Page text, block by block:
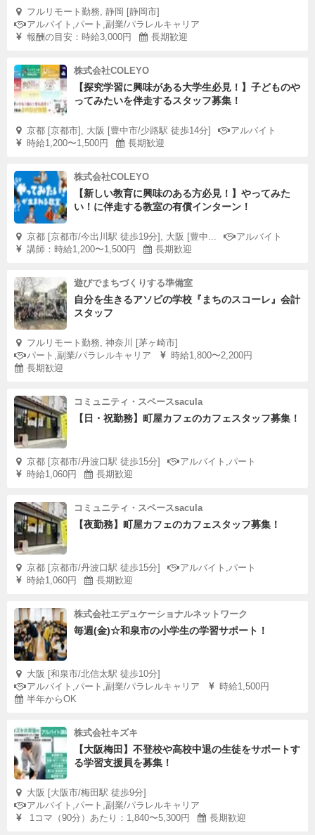
フルリモート勤務, 静岡 [静岡市]
アルバイト,パート,副業/パラレルキャリア
報酬の目安：時給3,000円
長期歓迎
株式会社COLEYO
【探究学習に興味がある大学生必見！】子どものや
ってみたいを伴走するスタッフ募集！
京都 [京都市], 大阪 [豊中市/少路駅 徒歩14分]
アルバイト
時給1,200〜1,500円
長期歓迎
株式会社COLEYO
【新しい教育に興味のある方必見！】やってみた
い！に伴走する教室の有償インターン！
京都 [京都市/今出川駅 徒歩19分], 大阪 [豊中...
アルバイト
講師：時給1,200〜1,500円
長期歓迎
遊びでまちづくりする準備室
自分を生きるアソビの学校『まちのスコーレ』会計
スタッフ
フルリモート勤務, 神奈川 [茅ヶ崎市]
パート,副業/パラレルキャリア
時給1,800〜2,200円
長期歓迎
コミュニティ・スペースsacula
【日・祝勤務】町屋カフェのカフェスタッフ募集！
京都 [京都市/丹波口駅 徒歩15分]
アルバイト,パート
時給1,060円
長期歓迎
コミュニティ・スペースsacula
【夜勤務】町屋カフェのカフェスタッフ募集！
京都 [京都市/丹波口駅 徒歩15分]
アルバイト,パート
時給1,060円
長期歓迎
株式会社エデュケーショナルネットワーク
毎週(金)☆和泉市の小学生の学習サポート！
大阪 [和泉市/北信太駅 徒歩10分]
アルバイト,パート,副業/パラレルキャリア
時給1,500円
半年からOK
株式会社キズキ
【大阪梅田】不登校や高校中退の生徒をサポートす
る学習支援員を募集！
大阪 [大阪市/梅田駅 徒歩9分]
アルバイト,パート,副業/パラレルキャリア
1コマ（90分）あたり：1,840〜5,300円
長期歓迎